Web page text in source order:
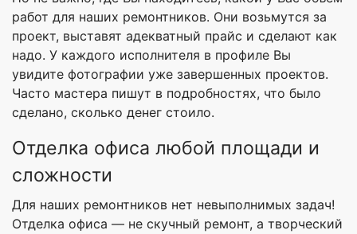
работ для наших ремонтников. Они возьмутся за
проект, выставят адекватный прайс и сделают как
надо. У каждого исполнителя в профиле Вы
увидите фотографии уже завершенных проектов.
Часто мастера пишут в подробностях, что было
сделано, сколько денег стоило.
Отделка офиса любой площади и
сложности
Для наших ремонтников нет невыполнимых задач!
Отделка офиса — не скучный ремонт, а творческий